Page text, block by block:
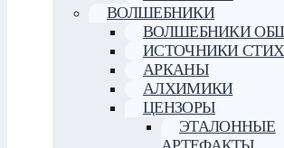
ВОЛШЕБНИКИ
ВОЛШЕБНИКИ
ИСТОЧНИКИ
АРКАНЫ
АЛХИМИКИ
ЦЕНЗОРЫ
ЭТАЛОННЫЕ